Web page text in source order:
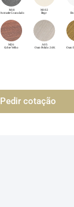
Pedir cotação